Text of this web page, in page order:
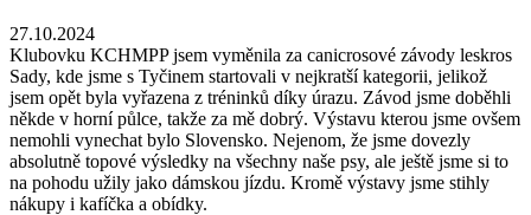
27.10.2024
Klubovku KCHMPP jsem vyměnila za canicrosové závody leskros
Sady, kde jsme s Tyčinem startovali v nejkratší kategorii, jelikož
jsem opět byla vyřazena z tréninků díky úrazu. Závod jsme doběhli
někde v horní půlce, takže za mě dobrý. Výstavu kterou jsme ovšem
nemohli vynechat bylo Slovensko. Nejenom, že jsme dovezly
absolutně topové výsledky na všechny naše psy, ale ještě jsme si to
na pohodu užily jako dámskou jízdu. Kromě výstavy jsme stihly
nákupy i kafíčka a obídky.